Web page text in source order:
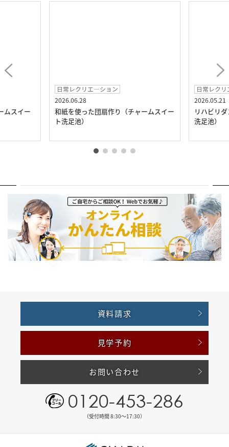
ムスイー
日常レクリエ―ション
2026.06.28
和紙を使った団扇作り（チャームスイー
ト洗足池）
日常レク
2026.05.21
リハビリ
洗足池）
資料請求
見学予約
お問い合わせ
0120-453-286
（受付時間 8:30〜17:30）